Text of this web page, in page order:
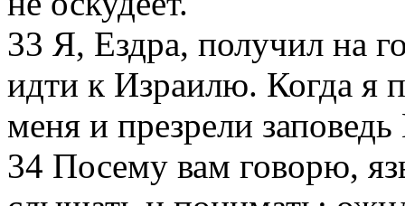
33 Я, Ездра, получил на
идти к Израилю. Когда я
меня и презрели
34 Посему вам говорю,